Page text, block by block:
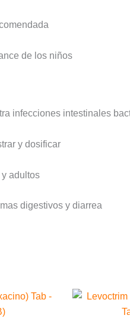
de los niños
infecciones intestinales
y dosificar
adultos
digestivos y diarrea